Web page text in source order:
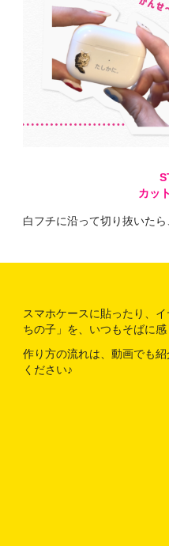
カッ
白フチに沿って切り抜いたら
スマホケースに貼ったり、
ちの子」を、いつもそばに
作り方の流れは、動画でも
ください♪